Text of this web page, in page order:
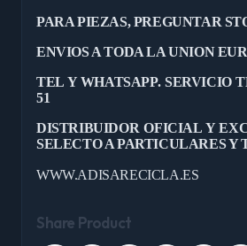
PARA PIEZAS, PREGUNTAR
ENVIOS A TODA LA UNION
TEL Y WHATSAPP. SERVICIO
51
DISTRIBUIDOR OFICIAL Y
SELECTO A PARTICULARES Y
WWW.ADISARECICLA.ES
Share Product